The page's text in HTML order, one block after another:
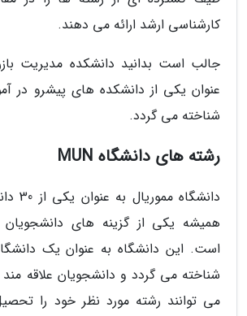
کارشناسی ارشد ارائه می دهند.
جالب است بدانید دانشکده مدیریت
عنوان یکی از دانشکده های پیشرو در
شناخته می گردد.
رشته های دانشگاه MUN
دانشگاه
همیشه یکی از گزینه های دانشجویان
است. این دانشگاه به عنوان یک
شناخته می گردد و دانشجویان علاقه
می توانند رشته مورد نظر خود را